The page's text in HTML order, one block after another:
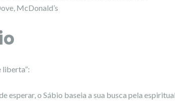
McDonald’s
liberta”:
esperar, o Sábio baseia a sua busca pela